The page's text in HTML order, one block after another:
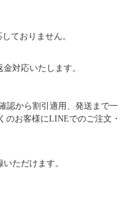
ておりません。
対応いたします。
認から割引適用、発送まで一
のお客様にLINEでのご注文・
ただけます。